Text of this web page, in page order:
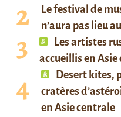
Le festival de
n’aura pas lieu
Les artistes
accueillis en
Desert kites,
cratères
en Asie centrale